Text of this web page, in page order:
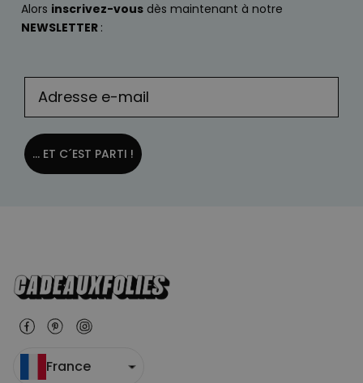
Alors inscrivez-vous dès maintenant à notre
NEWSLETTER :
... ET C´EST PARTI !
France